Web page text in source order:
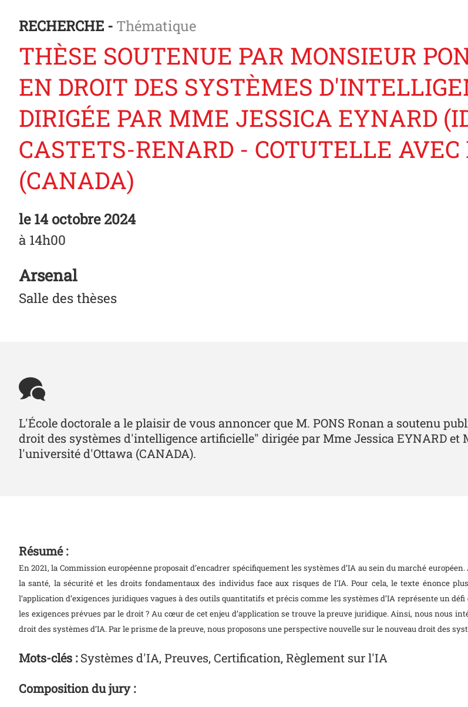
RECHERCHE - Thématique
THÈSE SOUTENUE PAR MONSIEUR
EN DROIT DES SYSTÈMES
DIRIGÉE PAR MME JESSICA EYNARD
CASTETS-RENARD - COTUTELLE
(CANADA)
le14 octobre 2024
à 14h00
Arsenal
Salle des thèses
L'École doctorale a le plaisir de vous annoncer que M. PONS Ronan a soutenu
droit des systèmes d'intelligence artificielle" dirigée par Mme Jessica EYNARD et
l'université d'Ottawa (CANADA).
Résumé :
En 2021, la Commission européenne proposait d’encadrer spécifiquement les systèmes d’IA au sein du marché
la santé, la sécurité et les droits fondamentaux des individus face aux risques de l’IA. Pour cela, le texte énonce
l’application d’exigences juridiques vagues à des outils quantitatifs et précis comme les systèmes d’IA représente un
les exigences prévues par le droit ? Au cœur de cet enjeu d’application se trouve la preuve juridique. Ainsi, nous nous
droit des systèmes d’IA. Par le prisme de la preuve, nous proposons une perspective nouvelle sur le nouveau droit des
Mots-clés :Systèmes d'IA, Preuves, Certification, Règlement sur l'IA
Composition du jury :